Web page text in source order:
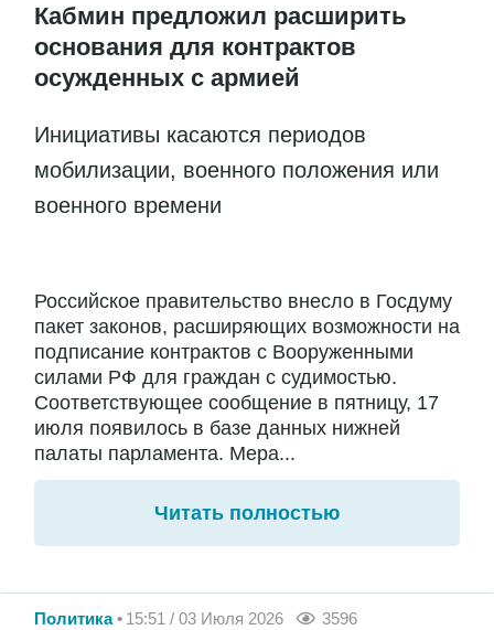
Кабмин предложил расширить
основания для контрактов
осужденных с армией
Инициативы касаются периодов
мобилизации, военного положения или
военного времени
Российское правительство внесло в Госдуму
пакет законов, расширяющих возможности на
подписание контрактов с Вооруженными
силами РФ для граждан с судимостью.
Соответствующее сообщение в пятницу, 17
июля появилось в базе данных нижней
палаты парламента. Мера...
Читать полностью
Политика 15:51 / 03 Июля 2026 3596